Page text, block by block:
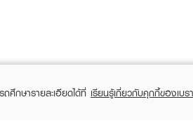
ศึกษารายละเอียดได้ที่ เรียนรู้เกี่ยวกับคุกกี้ของเบร